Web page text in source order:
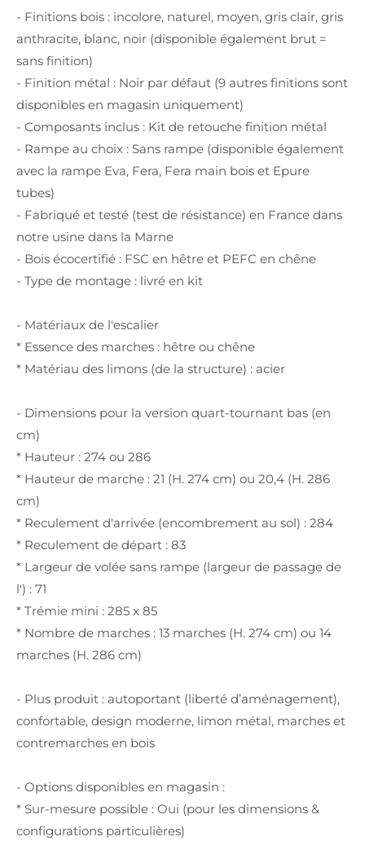
- Finitions bois : incolore, naturel, moyen, gris clair, gris
anthracite, blanc, noir (disponible également brut =
sans finition)
- Finition métal : Noir par défaut (9 autres finitions sont
disponibles en magasin uniquement)
- Composants inclus : Kit de retouche finition métal
- Rampe au choix : Sans rampe (disponible également
avec la rampe Eva, Fera, Fera main bois et Epure
tubes)
- Fabriqué et testé (test de résistance) en France dans
notre usine dans la Marne
- Bois écocertifié : FSC en hêtre et PEFC en chêne
- Type de montage : livré en kit
- Matériaux de l'escalier
* Essence des marches : hêtre ou chêne
* Matériau des limons (de la structure) : acier
- Dimensions pour la version quart-tournant bas (en
cm)
* Hauteur : 274 ou 286
* Hauteur de marche : 21 (H. 274 cm) ou 20,4 (H. 286
cm)
* Reculement d'arrivée (encombrement au sol) : 284
* Reculement de départ : 83
* Largeur de volée sans rampe (largeur de passage de
l') : 71
* Trémie mini : 285 x 85
* Nombre de marches : 13 marches (H. 274 cm) ou 14
marches (H. 286 cm)
- Plus produit : autoportant (liberté d’aménagement),
confortable, design moderne, limon métal, marches et
contremarches en bois
- Options disponibles en magasin :
* Sur-mesure possible : Oui (pour les dimensions &
configurations particulières)